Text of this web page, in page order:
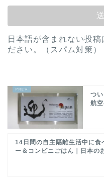
日本語が含まれない投
ださい。（スパム対策）
つ
航
14日間の自主隔離生活中に食
ー＆コンビニごはん｜日本の